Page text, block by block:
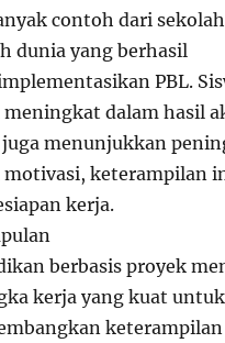
contoh dari
dunia yang berhasil
PBL.
meningkat dalam hasil
menunjukkan
motivasi, keterampilan
kerja.
berbasis proyek
kerja yang kuat untuk